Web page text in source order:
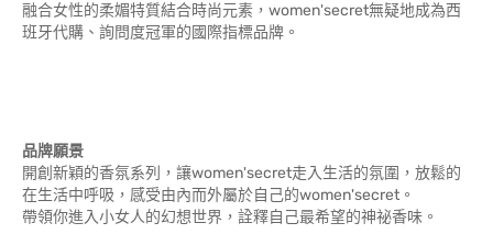
融合女性的柔媚特質結合時尚元素，women'secret無疑地成為西
班牙代購、詢問度冠軍的國際指標品牌。
品牌願景
開創新穎的香氛系列，讓women'secret走入生活的氛圍，放鬆的
在生活中呼吸，感受由內而外屬於自己的women'secret。
帶領你進入小女人的幻想世界，詮釋自己最希望的神祕香味。